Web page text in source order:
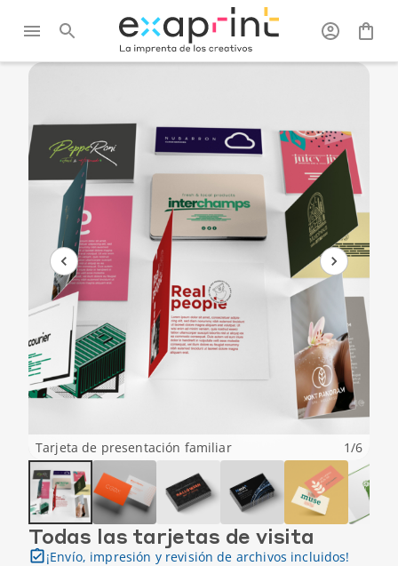
Tarjeta de presentación familiar 1/6
Todas las tarjetas de visita
¡Envío, impresión y revisión de archivos incluidos!